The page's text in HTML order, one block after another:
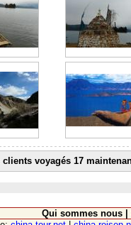
voyagés 17
Qui sommes nous|